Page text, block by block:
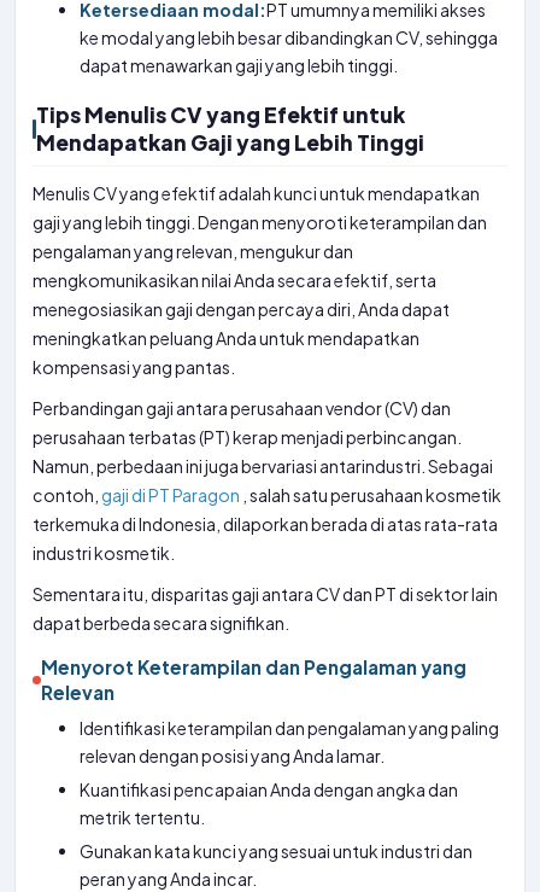
Ketersediaan modal:PT umumnya memiliki akses
ke modal yang lebih besar dibandingkan CV, sehingga
dapat menawarkan gaji yang lebih tinggi.
Tips Menulis CV yang Efektif untuk
Mendapatkan Gaji yang Lebih Tinggi
Menulis CV yang efektif adalah kunci untuk mendapatkan
gaji yang lebih tinggi. Dengan menyoroti keterampilan dan
pengalaman yang relevan, mengukur dan
mengkomunikasikan nilai Anda secara efektif, serta
menegosiasikan gaji dengan percaya diri, Anda dapat
meningkatkan peluang Anda untuk mendapatkan
kompensasi yang pantas.
Perbandingan gaji antara perusahaan vendor (CV) dan
perusahaan terbatas (PT) kerap menjadi perbincangan.
Namun, perbedaan ini juga bervariasi antarindustri. Sebagai
contoh, gaji di PT Paragon , salah satu perusahaan kosmetik
terkemuka di Indonesia, dilaporkan berada di atas rata-rata
industri kosmetik.
Sementara itu, disparitas gaji antara CV dan PT di sektor lain
dapat berbeda secara signifikan.
Menyorot Keterampilan dan Pengalaman yang
Relevan
Identifikasi keterampilan dan pengalaman yang paling
relevan dengan posisi yang Anda lamar.
Kuantifikasi pencapaian Anda dengan angka dan
metrik tertentu.
Gunakan kata kunci yang sesuai untuk industri dan
peran yang Anda incar.